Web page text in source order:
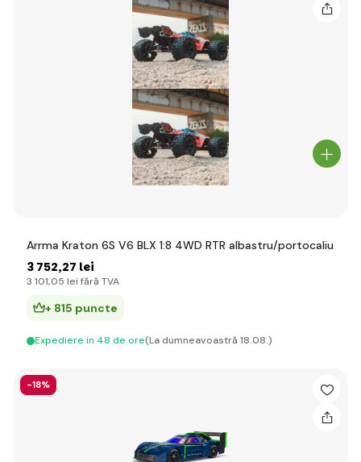
Arrma Kraton 6S V6 BLX 1:8 4WD RTR albastru/portocaliu
3 752,27 lei
3 101,05 lei fără TVA
+ 815 puncte
Expediere in 48 de ore(La dumneavoastră 18.08.)
-18%